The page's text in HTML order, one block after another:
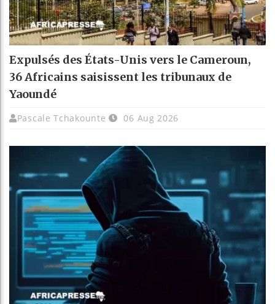
Expulsés des États-Unis vers le Cameroun,
36 Africains saisissent les tribunaux de
Yaoundé
Pascale Tchakounte 06 Aug 2026